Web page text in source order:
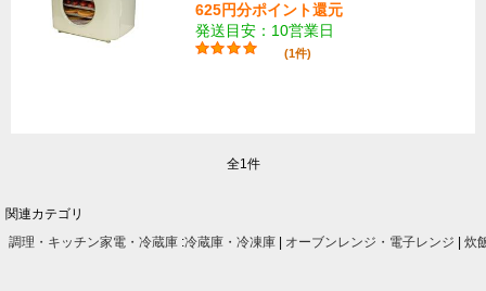
625円分ポイント還元
発送目安：10営業日
(1件)
全1件
関連カテゴリ
調理・キッチン家電・冷蔵庫 :冷蔵庫・冷凍庫 オーブンレンジ・電子レンジ 炊